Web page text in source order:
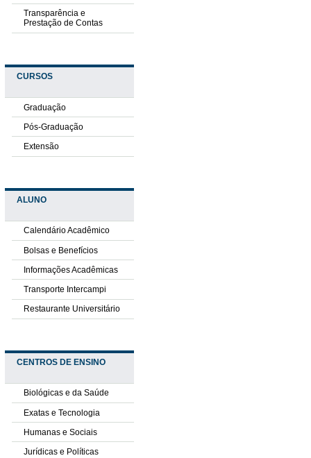
Transparência e
Prestação de Contas
CURSOS
Graduação
Pós-Graduação
Extensão
ALUNO
Calendário Acadêmico
Bolsas e Benefícios
Informações Acadêmicas
Transporte Intercampi
Restaurante Universitário
CENTROS DE ENSINO
Biológicas e da Saúde
Exatas e Tecnologia
Humanas e Sociais
Jurídicas e Políticas